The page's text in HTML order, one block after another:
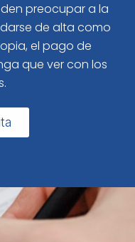
preocupar a la
de alta como
el pago de
que ver con los